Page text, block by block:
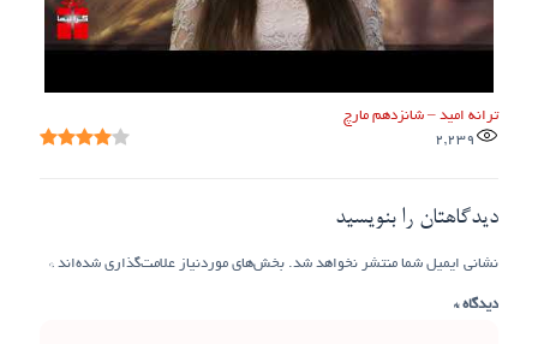
ترانه امید – شانزدهم مارچ
2,239
دیدگاهتان را بنویسید
نشانی ایمیل شما منتشر نخواهد شد. بخش‌های موردنیاز علامت‌گذاری شده‌اند *
دیدگاه*